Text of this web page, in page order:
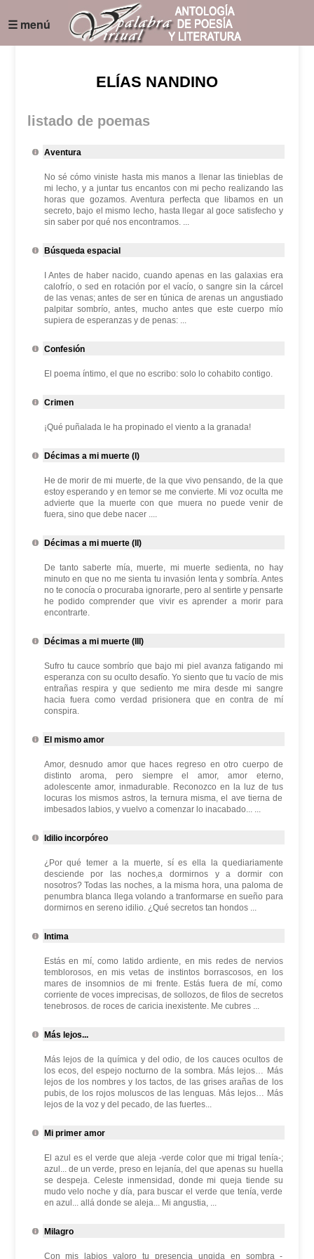
☰ menú
ELÍAS NANDINO
listado de poemas
Aventura
No sé cómo viniste hasta mis manos a llenar las tinieblas de
mi lecho, y a juntar tus encantos con mi pecho realizando las
horas que gozamos. Aventura perfecta que libamos en un
secreto, bajo el mismo lecho, hasta llegar al goce satisfecho y
sin saber por qué nos encontramos. ...
Búsqueda espacial
I Antes de haber nacido, cuando apenas en las galaxias era
calofrío, o sed en rotación por el vacío, o sangre sin la cárcel
de las venas; antes de ser en túnica de arenas un angustiado
palpitar sombrío, antes, mucho antes que este cuerpo mío
supiera de esperanzas y de penas: ...
Confesión
El poema íntimo, el que no escribo: solo lo cohabito contigo.
Crimen
¡Qué puñalada le ha propinado el viento a la granada!
Décimas a mi muerte (I)
He de morir de mi muerte, de la que vivo pensando, de la que
estoy esperando y en temor se me convierte. Mi voz oculta me
advierte que la muerte con que muera no puede venir de
fuera, sino que debe nacer ....
Décimas a mi muerte (II)
De tanto saberte mía, muerte, mi muerte sedienta, no hay
minuto en que no me sienta tu invasión lenta y sombría. Antes
no te conocía o procuraba ignorarte, pero al sentirte y pensarte
he podido comprender que vivir es aprender a morir para
encontrarte.
Décimas a mi muerte (III)
Sufro tu cauce sombrío que bajo mi piel avanza fatigando mi
esperanza con su oculto desafío. Yo siento que tu vacío de mis
entrañas respira y que sediento me mira desde mi sangre
hacia fuera como verdad prisionera que en contra de mí
conspira.
El mismo amor
Amor, desnudo amor que haces regreso en otro cuerpo de
distinto aroma, pero siempre el amor, amor eterno,
adolescente amor, inmadurable. Reconozco en la luz de tus
locuras los mismos astros, la ternura misma, el ave tierna de
imbesados labios, y vuelvo a comenzar lo inacabado... ...
Idilio incorpóreo
¿Por qué temer a la muerte, sí es ella la quediariamente
desciende por las noches,a dormirnos y a dormir con
nosotros? Todas las noches, a la misma hora, una paloma de
penumbra blanca llega volando a tranformarse en sueño para
dormirnos en sereno idilio. ¿Qué secretos tan hondos ...
Intima
Estás en mí, como latido ardiente, en mis redes de nervios
temblorosos, en mis vetas de instintos borrascosos, en los
mares de insomnios de mi frente. Estás fuera de mí, como
corriente de voces imprecisas, de sollozos, de filos de secretos
tenebrosos. de roces de caricia inexistente. Me cubres ...
Más lejos...
Más lejos de la química y del odio, de los cauces ocultos de
los ecos, del espejo nocturno de la sombra. Más lejos… Más
lejos de los nombres y los tactos, de las grises arañas de los
pubis, de los rojos moluscos de las lenguas. Más lejos… Más
lejos de la voz y del pecado, de las fuertes...
Mi primer amor
El azul es el verde que aleja -verde color que mi trigal tenía-;
azul... de un verde, preso en lejanía, del que apenas su huella
se despeja. Celeste inmensidad, donde mi queja tiende su
mudo velo noche y día, para buscar el verde que tenía, verde
en azul... allá donde se aleja... Mi angustia, ...
Milagro
Con mis labios valoro tu presencia ungida en sombra -